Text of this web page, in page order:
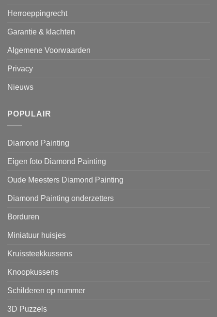
Herroeppingrecht
Garantie & klachten
Algemene Voorwaarden
Privacy
Nieuws
POPULAIR
Diamond Painting
Eigen foto Diamond Painting
Oude Meesters Diamond Painting
Diamond Painting onderzetters
Borduren
Miniatuur huisjes
Kruissteekkussens
Knoopkussens
Schilderen op nummer
3D Puzzels